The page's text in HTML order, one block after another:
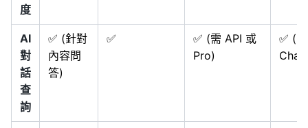
度
AI
對
話
查
詢
✅ (針對
內容問
答)
✅
✅ (需 API 或
Pro)
✅ (